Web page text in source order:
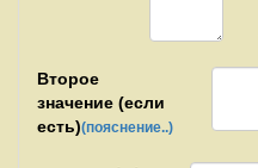
Второе
значение (если
есть)(пояснение..)